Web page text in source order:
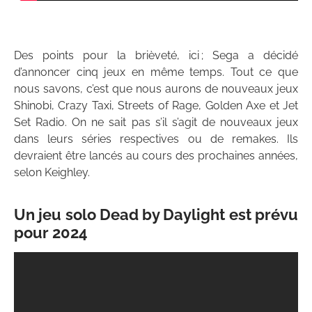
Des points pour la brièveté, ici ; Sega a décidé
d’annoncer cinq jeux en même temps. Tout ce que
nous savons, c’est que nous aurons de nouveaux jeux
Shinobi, Crazy Taxi, Streets of Rage, Golden Axe et Jet
Set Radio. On ne sait pas s’il s’agit de nouveaux jeux
dans leurs séries respectives ou de remakes. Ils
devraient être lancés au cours des prochaines années,
selon Keighley.
Un jeu solo Dead by Daylight est prévu
pour 2024